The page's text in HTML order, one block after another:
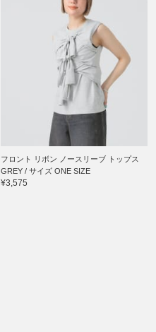
フロント リボン ノースリーブ トップス
GREY / サイズ ONE SIZE
¥3,575